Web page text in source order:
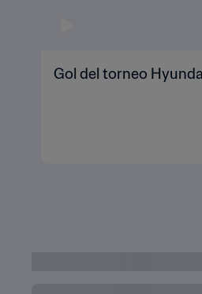
Gol del torneo